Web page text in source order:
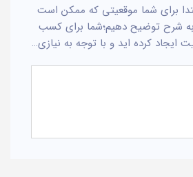
برای شما موقعیتی که ممکن است
به شرح توضیح دهیم؛شما برای کسب
کرده اید و با توجه به نیازی…